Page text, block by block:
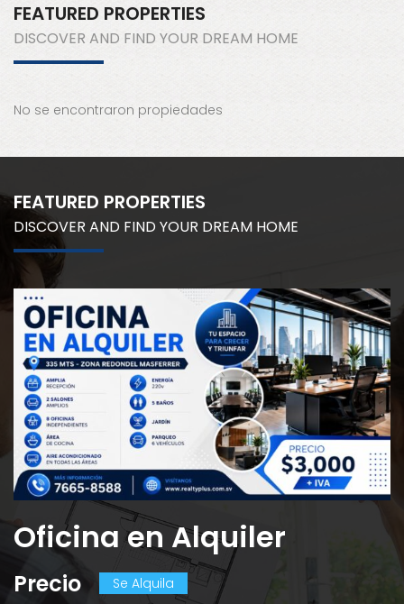
FEATURED PROPERTIES
DISCOVER AND FIND YOUR DREAM HOME
No se encontraron propiedades
FEATURED PROPERTIES
DISCOVER AND FIND YOUR DREAM HOME
Oficina en Alquiler
Precio
Se Alquila